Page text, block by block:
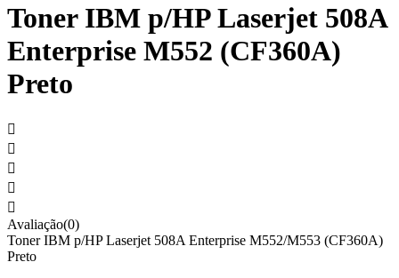
Toner IBM p/HP Laserjet 508A
Enterprise M552 (CF360A)
Preto





Avaliação(0)
Toner IBM p/HP Laserjet 508A Enterprise M552/M553 (CF360A)
Preto